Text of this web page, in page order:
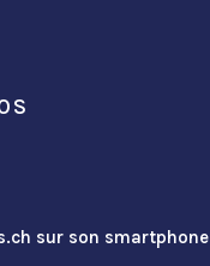
sur son smartphone